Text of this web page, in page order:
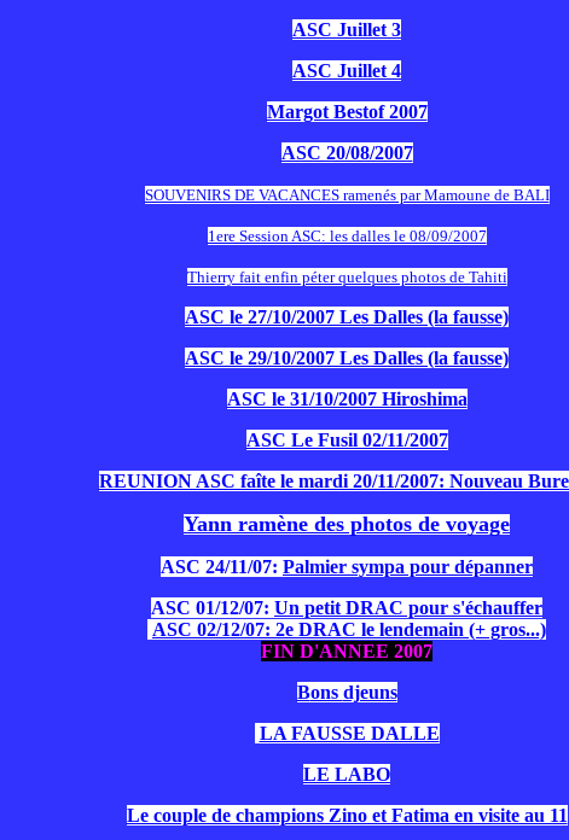
ASC Juillet 3
ASC Juillet 4
Margot Bestof 2007
ASC 20/08/2007
SOUVENIRS DE VACANCES ramenés par Mamoune de BALI
1ere Session ASC: les dalles le 08/09/2007
Thierry fait enfin péter quelques photos de Tahiti
ASC le 27/10/2007 Les Dalles (la fausse)
ASC le 29/10/2007 Les Dalles (la fausse)
ASC le 31/10/2007 Hiroshima
ASC Le Fusil 02/11/2007
REUNION ASC faîte le mardi 20/11/2007: Nouveau
Yann ramène des photos de voyage
ASC 24/11/07: Palmier sympa pour dépanner
ASC 01/12/07: Un petit DRAC pour s'échauffer
ASC 02/12/07: 2e DRAC le lendemain (+ gros...)
FIN D'ANNEE 2007
Bons djeuns
LA FAUSSE DALLE
LE LABO
Le couple de champions Zino et Fatima en visite au 11